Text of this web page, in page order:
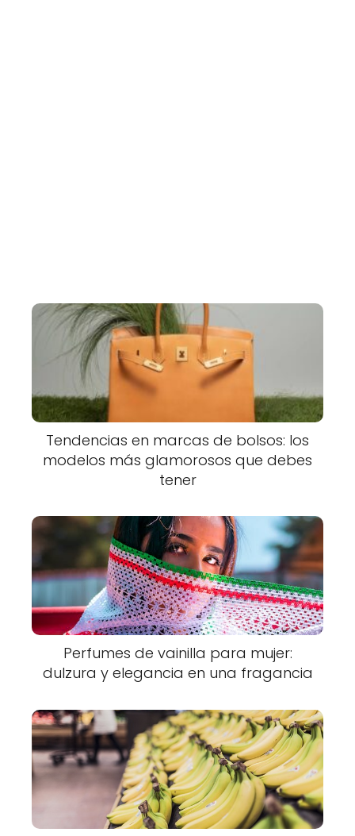
Tendencias en marcas de bolsos: los
modelos más glamorosos que debes
tener
Perfumes de vainilla para mujer:
dulzura y elegancia en una fragancia